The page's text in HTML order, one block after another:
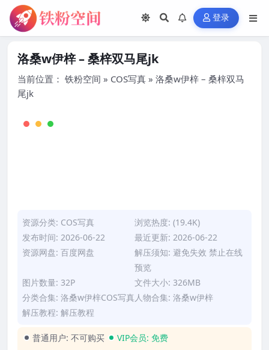
登录
洛桑w伊梓 – 桑梓双马尾jk
当前位置： 铁粉空间 » COS写真 » 洛桑w伊梓 – 桑梓双马
尾jk
资源分类: COS写真
浏览热度: (19.4K)
发布时间: 2026-06-22
最近更新: 2026-06-22
资源网盘: 百度网盘
解压须知: 避免失效 禁止在线
预览
图片数量: 32P
文件大小: 326MB
分类合集: 洛桑w伊梓COS写真人物合集: 洛桑w伊梓
解压教程: 解压教程
普通用户: 不可购买 VIP会员: 免费